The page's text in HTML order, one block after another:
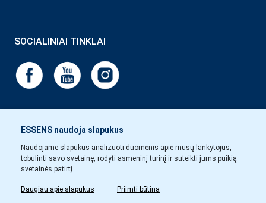
ESSENS naudoja slapukus
Naudojame slapukus analizuoti duomenis apie mūsų lankytojus,
tobulinti savo svetainę, rodyti asmeninį turinį ir suteikti jums puikią
svetainės patirtį.
Daugiau apie slapukus Priimti būtina
SOCIALINIAI TINKLAI